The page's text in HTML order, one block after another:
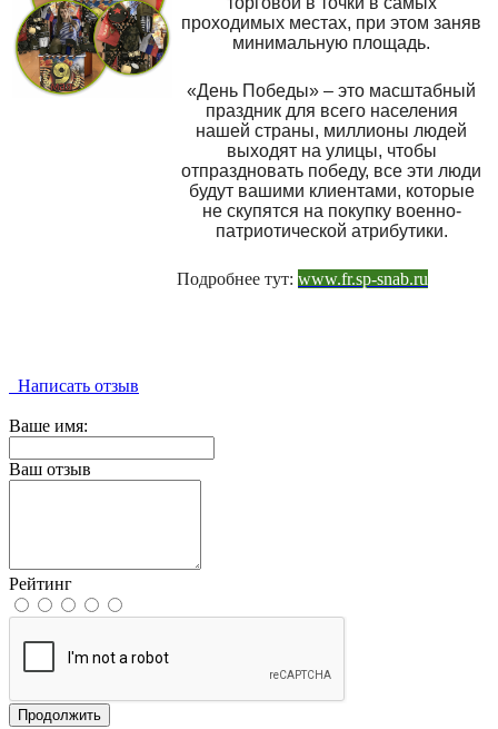
проходимых местах, при этом заняв
минимальную площадь.
«День Победы» – это масштабный
праздник для всего населения
нашей страны, миллионы людей
выходят на улицы, чтобы
отпраздновать победу, все эти люди
будут вашими клиентами, которые
не скупятся на покупку военно-
патриотической атрибутики.
Подробнее тут: www.fr.sp-snab.ru
Написать отзыв
Ваше имя:
Ваш отзыв
Рейтинг
Продолжить